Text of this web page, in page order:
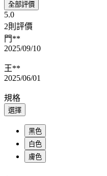
全部評價
5.0
2則評價
門**
2025/09/10
王**
2025/06/01
規格
選擇
黑色
白色
膚色